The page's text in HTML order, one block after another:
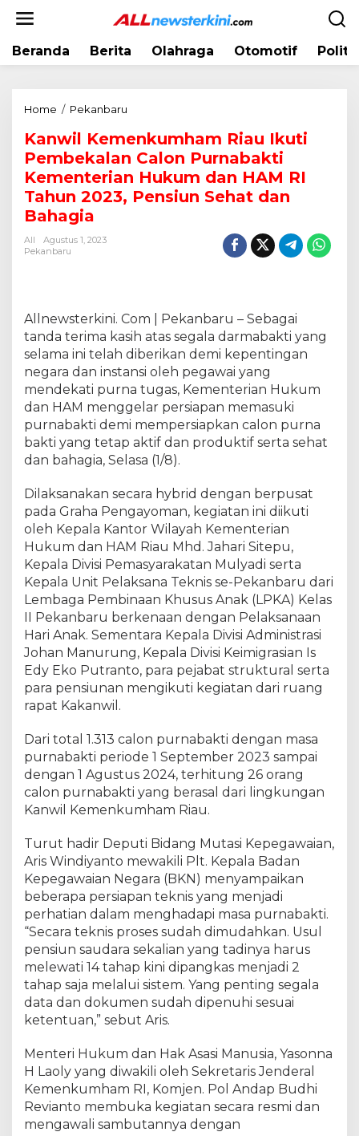
Beranda Berita Olahraga Otomotif
Home / Pekanbaru
n
w
i
K
m
h
a
i
a
u
I
k
t
i
P
e
b
e
k
a
l
a
n
C
o
u
r
n
b
a
k
t
i
K
e
n
t
e
a
n
H
u
Kanwil Kemenkumham Riau Ikuti
Pembekalan Calon Purnabakti
Kementerian Hukum dan HAM RI
Tahun 2023, Pensiun Sehat dan
Bahagia
All
Agustus 1, 2023
Pekanbaru
Allnewsterkini. Com | Pekanbaru – Sebagai
tanda terima kasih atas segala darmabakti yang
selama ini telah diberikan demi kepentingan
negara dan instansi oleh pegawai yang
mendekati purna tugas, Kementerian Hukum
dan HAM menggelar persiapan memasuki
purnabakti demi mempersiapkan calon purna
bakti yang tetap aktif dan produktif serta sehat
dan bahagia, Selasa (1/8).
Dilaksanakan secara hybrid dengan berpusat
pada Graha Pengayoman, kegiatan ini diikuti
oleh Kepala Kantor Wilayah Kementerian
Hukum dan HAM Riau Mhd. Jahari Sitepu,
Kepala Divisi Pemasyarakatan Mulyadi serta
Kepala Unit Pelaksana Teknis se-Pekanbaru dari
Lembaga Pembinaan Khusus Anak (LPKA) Kelas
II Pekanbaru berkenaan dengan Pelaksanaan
Hari Anak. Sementara Kepala Divisi Administrasi
Johan Manurung, Kepala Divisi Keimigrasian Is
Edy Eko Putranto, para pejabat struktural serta
para pensiunan mengikuti kegiatan dari ruang
rapat Kakanwil.
Dari total 1.313 calon purnabakti dengan masa
purnabakti periode 1 September 2023 sampai
dengan 1 Agustus 2024, terhitung 26 orang
calon purnabakti yang berasal dari lingkungan
Kanwil Kemenkumham Riau.
Turut hadir Deputi Bidang Mutasi Kepegawaian,
Aris Windiyanto mewakili Plt. Kepala Badan
Kepegawaian Negara (BKN) menyampaikan
beberapa persiapan teknis yang menjadi
perhatian dalam menghadapi masa purnabakti.
“Secara teknis proses sudah dimudahkan. Usul
pensiun saudara sekalian yang tadinya harus
melewati 14 tahap kini dipangkas menjadi 2
tahap saja melalui sistem. Yang penting segala
data dan dokumen sudah dipenuhi sesuai
ketentuan,” sebut Aris.
Menteri Hukum dan Hak Asasi Manusia, Yasonna
H Laoly yang diwakili oleh Sekretaris Jenderal
Kemenkumham RI, Komjen. Pol Andap Budhi
Revianto membuka kegiatan secara resmi dan
mengawali sambutannya dengan